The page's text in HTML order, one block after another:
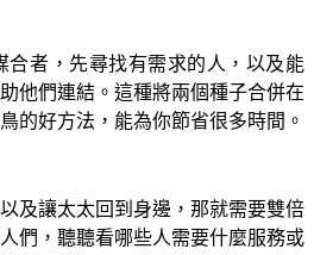
合者，先尋找有需求的人，以及能
他們連結。這種將兩個種子合併在
的好方法，能為你節省很多時間。
及讓太太回到身邊，那就需要雙倍
們，聽聽看哪些人需要什麼服務或